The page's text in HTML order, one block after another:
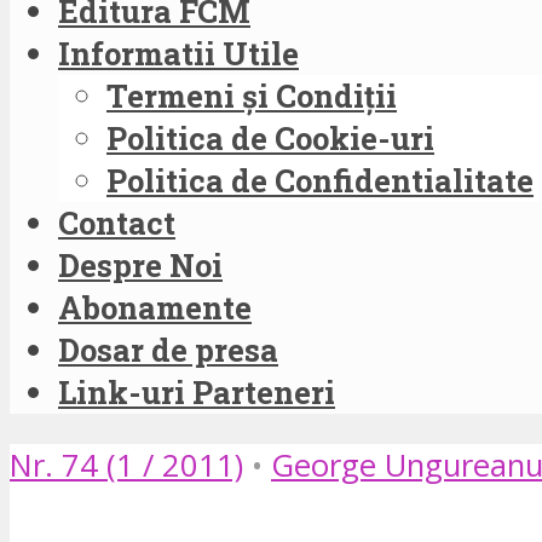
Editura FCM
Informatii Utile
Termeni și Condiții
Politica de Cookie-uri
Politica de Confidentialitate
Contact
Despre Noi
Abonamente
Dosar de presa
Link-uri Parteneri
Nr. 74 (1 / 2011) • George Ungureanu